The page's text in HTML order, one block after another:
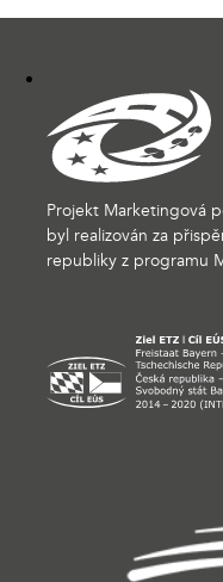
Projekt Marketingová
byl realizován za
republiky z programu